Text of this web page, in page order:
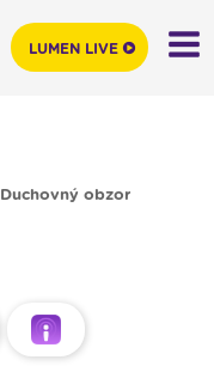
Duchovný obzor
LUMEN LIVE